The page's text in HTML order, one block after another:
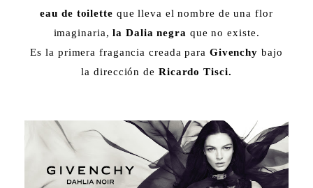
eau de toilette que lleva el nombre de una flor
imaginaria,la Dalia negra que no existe.
Es la primera fragancia creada para Givenchy bajo
la dirección de Ricardo Tisci.